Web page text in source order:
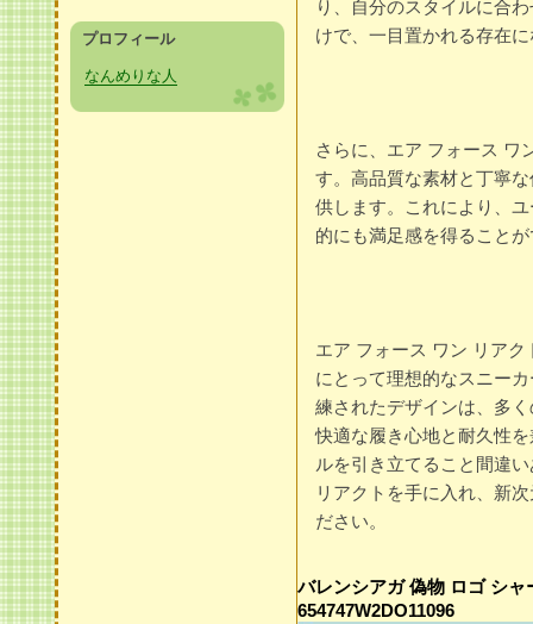
り、自分のスタイルに合
けで、一目置かれる存在
さらに、エア フォース ワ
す。高品質な素材と丁寧
供します。これにより、
的にも満足感を得ること
エア フォース ワン リア
にとって理想的なスニー
練されたデザインは、多
快適な履き心地と耐久性
ルを引き立てること間違
リアクトを手に入れ、新
ださい。
バレンシアガ 偽物 ロゴ シ
654747W2DO11096
プロフィール
なんめりな人